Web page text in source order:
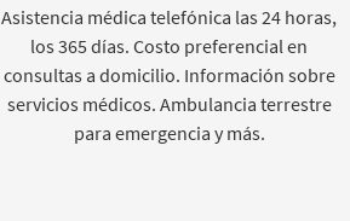
Asistencia médica telefónica las 24 horas,
los 365 días. Costo preferencial en
consultas a domicilio. Información sobre
servicios médicos. Ambulancia terrestre
para emergencia y más.